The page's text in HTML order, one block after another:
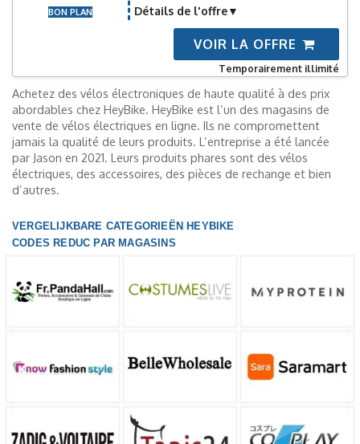
BON PLAN Détails de l'offre
VOIR LA OFFRE
Temporairement illimité
Achetez des vélos électroniques de haute qualité à des prix
abordables chez HeyBike. HeyBike est l’un des magasins de
vente de vélos électriques en ligne. Ils ne compromettent
jamais la qualité de leurs produits. L’entreprise a été lancée
par Jason en 2021. Leurs produits phares sont des vélos
électriques, des accessoires, des pièces de rechange et bien
d’autres.
VERGELIJKBARE CATEGORIEËN HEYBIKE
CODES REDUC PAR MAGASINS